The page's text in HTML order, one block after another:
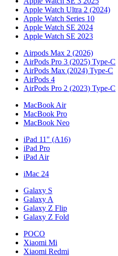
Apple Watch Ultra 2 (2024)
Apple Watch Series 10
Apple Watch SE 2024
Apple Watch SE 2023
Airpods Max 2 (2026)
AirPods Pro 3 (2025) Type-C
AirPods Max (2024) Type-C
AirPods 4
AirPods Pro 2 (2023) Type-C
MacBook Air
MacBook Pro
MacBook Neo
iPad 11" (A16)
iPad Pro
iPad Air
iMac 24
Galaxy S
Galaxy A
Galaxy Z Flip
Galaxy Z Fold
POCO
Xiaomi Mi
Xiaomi Redmi